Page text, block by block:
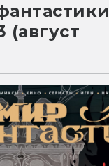
(август